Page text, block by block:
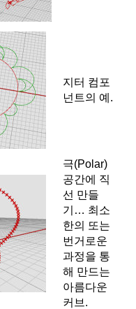
지터 컴포
넌트의 예.
극(Polar)
공간에 직
선 만들
기… 최소
한의 또는
번거로운
과정을 통
해 만드는
아름다운
커브.